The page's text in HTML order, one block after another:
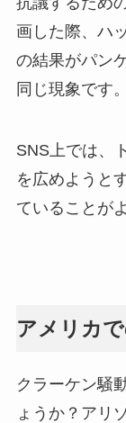
画した際、ハ
の結果がパン
同じ現象です。
SNS上では、
を広めようと
ていることが
アメリカ
クラーケン騒
ょうか？アリ